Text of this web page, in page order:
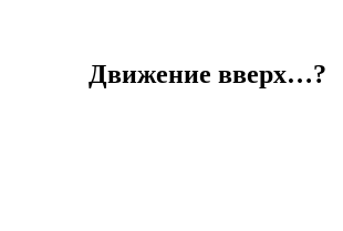
Движение вверх…?